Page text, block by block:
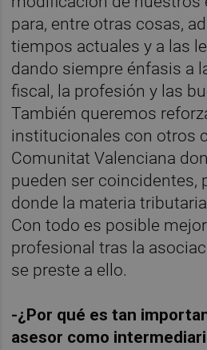
para, entre otras cosas,
tiempos actuales y a las
dando siempre énfasis a
fiscal, la profesión y las
También queremos
institucionales con otros
Comunitat Valenciana
pueden ser coincidentes,
donde la materia
Con todo es posible
profesional tras la
se preste a ello.
-¿Por qué es tan
asesor como